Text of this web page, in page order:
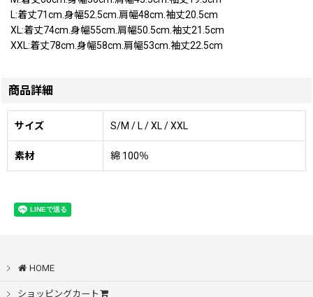
L:着丈71cm.身幅52.5cm.肩幅48cm.袖丈20.5cm
XL:着丈74cm.身幅55cm.肩幅50.5cm.袖丈21.5cm
XXL:着丈78cm.身幅58cm.肩幅53cm.袖丈22.5cm
商品詳細
サイズ S/M / L / XL / XXL
素材 綿 100％
HOME
ショッピングカート